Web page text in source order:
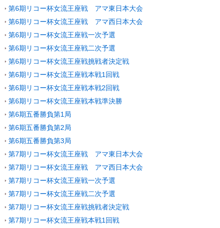
第6期リコー杯女流王座戦 アマ東日本大会
第6期リコー杯女流王座戦 アマ西日本大会
第6期リコー杯女流王座戦一次予選
第6期リコー杯女流王座戦二次予選
第6期リコー杯女流王座戦挑戦者決定戦
第6期リコー杯女流王座戦本戦1回戦
第6期リコー杯女流王座戦本戦2回戦
第6期リコー杯女流王座戦本戦準決勝
第6期五番勝負第1局
第6期五番勝負第2局
第6期五番勝負第3局
第7期リコー杯女流王座戦 アマ東日本大会
第7期リコー杯女流王座戦 アマ西日本大会
第7期リコー杯女流王座戦一次予選
第7期リコー杯女流王座戦二次予選
第7期リコー杯女流王座戦挑戦者決定戦
第7期リコー杯女流王座戦本戦1回戦